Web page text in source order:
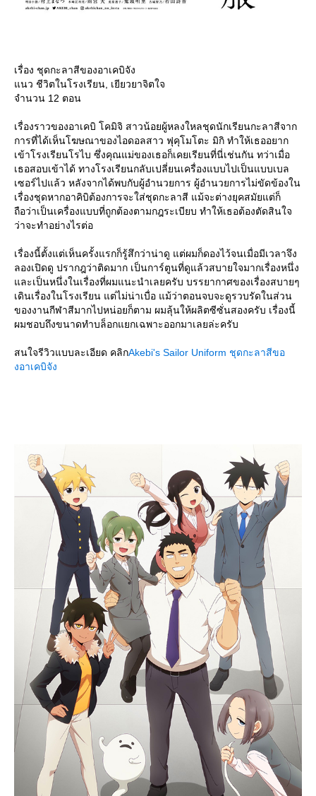
เรื่อง ชุดกะลาสีของอาเคบิจัง
นว ชีวิตในโรงเรียน, เยียวยาจิตใจ
จำนวน 12 ตอน
เรื่องราวของอาเคบิ โคมิจิ สาวน้อยผู้หลงใหลชุดนักเรียนกะลาสีจาก
การที่ได้เห็นโฆษณาของไอดอลสาว ฟุคุโมโตะ มิกิ ทำให้เธออยาก
เข้าโรงเรียนโรไบ ซึ่งคุณแม่ของเธอก็เคยเรียนที่นี่เช่นกัน ทว่าเมื่อ
เธอสอบเข้าได้ ทางโรงเรียนกลับเปลี่ยนเครื่องแบบไปเป็นแบบเบล
เซอร์ไปแล้ว หลังจากได้พบกับผู้อำนวยการ ผู้อำนวยการไม่ขัดข้องใน
เรื่องชุดหากอาคิบิต้องการจะใส่ชุดกะลาสี แม้จะต่างยุคสมัยแต่ก็
ถือว่าเป็นเครื่องแบบที่ถูกต้องตามกฎระเบียบ ทำให้เธอต้องตัดสินใจ
ว่าจะทำอย่างไรต่อ
เรื่องนี้ตั้งแต่เห็นครั้งแรกก็รู้สึกว่าน่าดู แต่ผมก็ดองไว้จนเมื่อมีเวลาจึง
ลองเปิดดู ปรากฎว่าติดมาก เป็นการ์ตูนที่ดูแล้วสบายใจมากเรื่องหนึ่ง
ละเป็นหนึ่งในเรื่องที่ผมแนะนำเลยครับ บรรยากาศของเรื่องสบายๆ
เดินเรื่องในโรงเรียน แต่ไม่น่าเบื่อ แม้ว่าตอนจบจะดูรวบรัดในส่วน
ของงานกีฬาสีมากไปหน่อยก็ตาม ผมลุ้นให้ผลิตซีซั่นสองครับ เรื่องนี้
ผมชอบถึงขนาดทำบล็อกแยกเฉพาะออกมาเลยล่ะครับ
สนใจรีวิวแบบละเอียด คลิกAkebi's Sailor Uniform ชุดกะลาสีขอ
งอาเคบิจัง